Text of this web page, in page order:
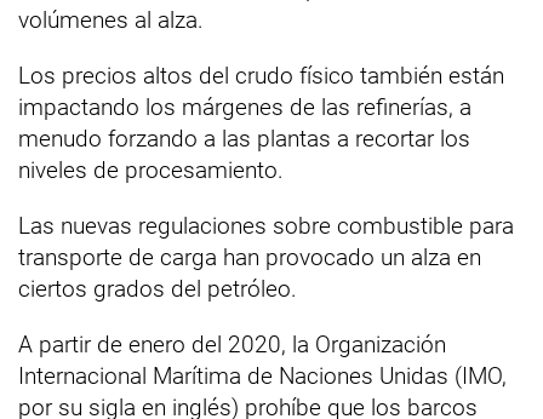
volúmenes al alza.
Los precios altos del crudo físico también están
impactando los márgenes de las refinerías, a
menudo forzando a las plantas a recortar los
niveles de procesamiento.
Las nuevas regulaciones sobre combustible para
transporte de carga han provocado un alza en
ciertos grados del petróleo.
A partir de enero del 2020, la Organización
Internacional Marítima de Naciones Unidas (IMO,
por su sigla en inglés) prohíbe que los barcos